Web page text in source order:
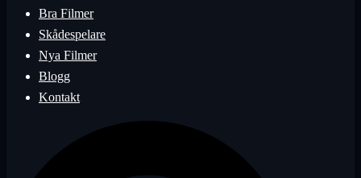
Bra Filmer
Skådespelare
Nya Filmer
Blogg
Kontakt